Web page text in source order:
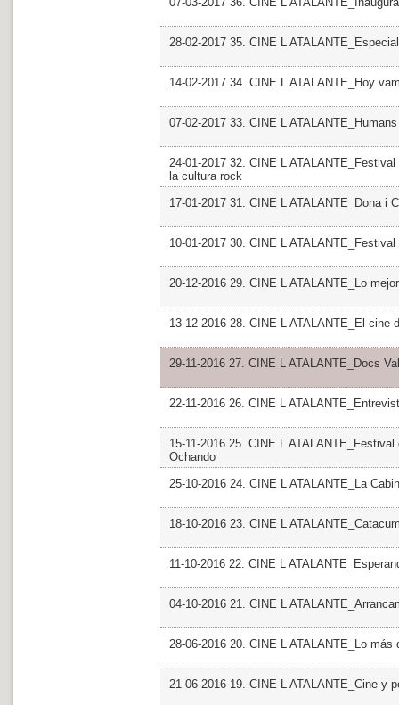
28-02-2017 35. CINE L
14-02-2017 34. CINE L ATALANTE_Hoy
07-02-2017 33. CINE L
24-01-2017 32. CINE L
la cultura rock
17-01-2017 31. CINE L ATALANTE_Dona i
10-01-2017 30. CINE L
20-12-2016 29. CINE L ATALANTE_Lo
13-12-2016 28. CINE L ATALANTE_El cine
29-11-2016 27. CINE L ATALANTE_Docs
22-11-2016 26. CINE L
15-11-2016 25. CINE L
Ochando
25-10-2016 24. CINE L ATALANTE_La
18-10-2016 23. CINE L
11-10-2016 22. CINE L
04-10-2016 21. CINE L
28-06-2016 20. CINE L ATALANTE_Lo más
21-06-2016 19. CINE L ATALANTE_Cine y